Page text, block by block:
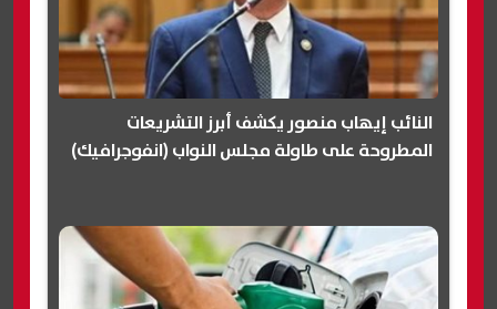
النائب إيهاب منصور يكشف أبرز التشريعات
المطروحة على طاولة مجلس النواب (انفوجرافيك)